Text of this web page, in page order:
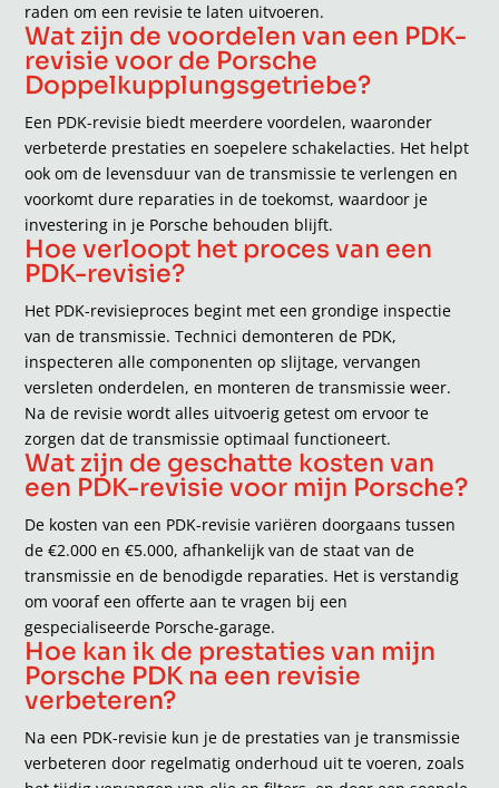
raden om een revisie te laten uitvoeren.
Wat zijn de voordelen van een PDK-
revisie voor de Porsche
Doppelkupplungsgetriebe?
Een PDK-revisie biedt meerdere voordelen, waaronder
verbeterde prestaties en soepelere schakelacties. Het helpt
ook om de levensduur van de transmissie te verlengen en
voorkomt dure reparaties in de toekomst, waardoor je
investering in je Porsche behouden blijft.
Hoe verloopt het proces van een
PDK-revisie?
Het PDK-revisieproces begint met een grondige inspectie
van de transmissie. Technici demonteren de PDK,
inspecteren alle componenten op slijtage, vervangen
versleten onderdelen, en monteren de transmissie weer.
Na de revisie wordt alles uitvoerig getest om ervoor te
zorgen dat de transmissie optimaal functioneert.
Wat zijn de geschatte kosten van
een PDK-revisie voor mijn Porsche?
De kosten van een PDK-revisie variëren doorgaans tussen
de €2.000 en €5.000, afhankelijk van de staat van de
transmissie en de benodigde reparaties. Het is verstandig
om vooraf een offerte aan te vragen bij een
gespecialiseerde Porsche-garage.
Hoe kan ik de prestaties van mijn
Porsche PDK na een revisie
verbeteren?
Na een PDK-revisie kun je de prestaties van je transmissie
verbeteren door regelmatig onderhoud uit te voeren, zoals